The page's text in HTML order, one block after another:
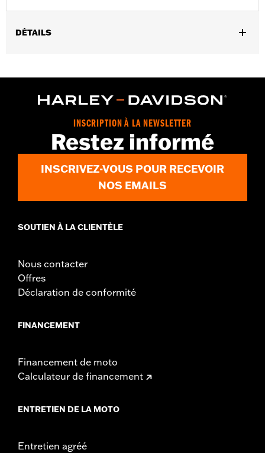
DÉTAILS
Sold In Units:Pair
1 year limited warranty – Go towww.h-
d.com/warrantyfor full details
INSCRIPTION À LA NEWSLETTER
Restez informé
INSCRIVEZ-VOUS POUR RECEVOIR
NOS EMAILS
SOUTIEN À LA CLIENTÈLE
Nous contacter
Offres
Déclaration de conformité
FINANCEMENT
Financement de moto
Calculateur de financement
ENTRETIEN DE LA MOTO
Entretien agréé